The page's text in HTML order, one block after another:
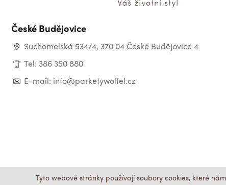
Tyto webové stránky používají soubory cookies, které
České Budějovice
Suchomelská 534/4, 370 04 České Budějovice 4
Tel: 386 350 880
E-mail: info@parketywolfel.cz